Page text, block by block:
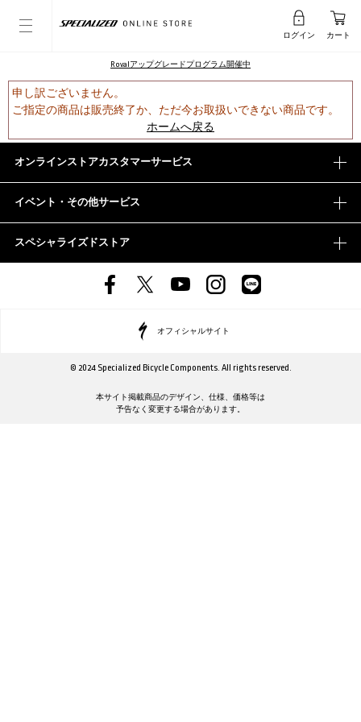
ログイン カート
Rovalアップグレードプログラム開催中
申し訳ございません。
ご指定の商品は販売終了か、ただ今お取扱いできない商品です。
ホームへ戻る
オンラインストアカスタマーサービス
イベント・その他サービス
スペシャライズドストア
オフィシャルサイト
© 2024 Specialized Bicycle Components. All rights reserved.
本サイト掲載商品のデザイン、仕様、価格等は
予告なく変更する場合があります。